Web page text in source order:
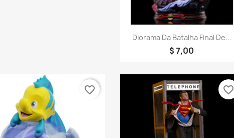
Visualização rápida
Diorama Da Batalha Final De...
$ 7,00
favorite_border
favorite_border